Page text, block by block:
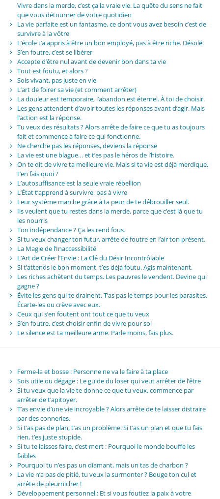
Vivre dans la merde, c’est ça la vraie vie. La quête du sens ne fait
que vous détourner de votre quotidien
La vie parfaite est un fantasme, ce dont vous avez besoin c’est de
survivre à la vôtre
L’école t’a appris à être un bon employé, pas à être riche. Désolé.
S’en foutre, c’est se libérer
Accepte d’être nul avant de devenir bon dans ta vie
Tout est foutu, et alors ?
Sois vivant, pas juste en vie
L’art de foirer sa vie (et comment arrêter)
La douleur est temporaire, l’abandon est éternel. À toi de choisir.
Les gens attendent d’avoir toutes les réponses avant d’agir. Mais
l’action est la réponse.
Tu veux des résultats ? Alors arrête de faire ce que tu as toujours
fait et commence à faire ce qui fonctionne.
Ne cherche pas les réponses, deviens la réponse
La vie est une blague… et t’es pas le héros de l’histoire.
On te dit de vivre ta meilleure vie. Mais si ta vie est déjà merdique,
t’en fais quoi ?
L’autosuffisance est la seule vraie rébellion
L’État t’apprend à survivre, pas à vivre
Leur système marche grâce à ta peur de te débrouiller seul.
Ils veulent que tu restes dans la merde, parce que c’est là que tu
les nourris
Ton indépendance ? Ça les rend fous.
Si tu veux changer ton futur, arrête de foutre en l’air ton présent.
La Magie de l’Inaccessibilité
L’Art de Créer l’Envie : La Clé du Désir Incontrôlable
Si t’attends le bon moment, t’es déjà foutu. Agis maintenant.
Les riches achètent du temps. Les pauvres le vendent. Devine qui
gagne ?
Évite les gens qui te drainent. T’as pas le temps pour les parasites.
Écarte-les ou crève avec eux.
Ceux qui s’en foutent ont tout ce que tu veux
S’en foutre, c’est choisir enfin de vivre pour soi
Le silence est ta meilleure arme. Parle moins, fais plus.
Ferme-la et bosse : Personne ne va le faire à ta place
Sois utile ou dégage : Le guide du loser qui veut arrêter de l’être
Si tu veux que la vie te donne ce que tu veux, commence par
arrêter de t’apitoyer.
T’as envie d’une vie incroyable ? Alors arrête de te laisser distraire
par des conneries.
Si t’as pas de plan, t’as un problème. Si t’as un plan et que tu fais
rien, t’es juste stupide.
Si tu te laisses faire, c’est mort : Pourquoi le monde bouffe les
faibles
Pourquoi tu n’es pas un diamant, mais un tas de charbon ?
La vie n’a pas de pitié, tu veux la surmonter ? Bouge ton cul et
arrête de pleurnicher !
Développement personnel : Et si vous foutiez la paix à votre